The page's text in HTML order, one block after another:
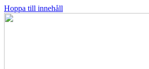
Hoppa till innehåll